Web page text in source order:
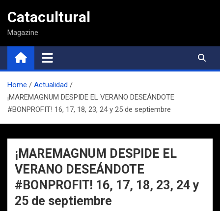
contenido
Catacultural
Magazine
Home
Actualidad
¡MAREMAGNUM DESPIDE EL VERANO DESEÁNDOTE
#BONPROFIT! 16, 17, 18, 23, 24 y 25 de septiembre
¡MAREMAGNUM DESPIDE EL
VERANO DESEÁNDOTE
#BONPROFIT! 16, 17, 18, 23, 24 y
25 de septiembre